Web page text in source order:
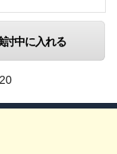
討中に入れる